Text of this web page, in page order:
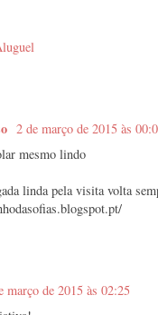
2 de março de 2015 às
mesmo lindo
linda pela visita volta
março de 2015 às 02:25